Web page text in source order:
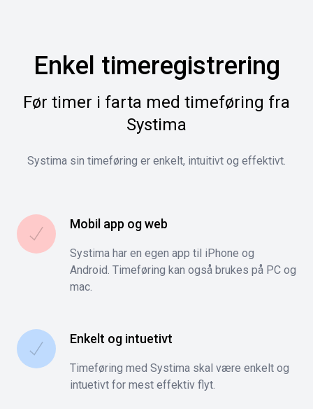
Enkel timeregistrering
Før timer i farta med timeføring fra
Systima
Systima sin timeføring er enkelt, intuitivt og effektivt.
Mobil app og web
Systima har en egen app til iPhone og
Android. Timeføring kan også brukes på PC og
mac.
Enkelt og intuetivt
Timeføring med Systima skal være enkelt og
intuetivt for mest effektiv flyt.